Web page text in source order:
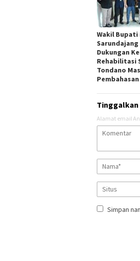
Wakil Bupati
Dukungan
Rehabilitasi
Tondano
Pembahasan
Tinggalkan
Alamat email
Simpan